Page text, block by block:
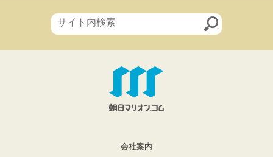
会社案内